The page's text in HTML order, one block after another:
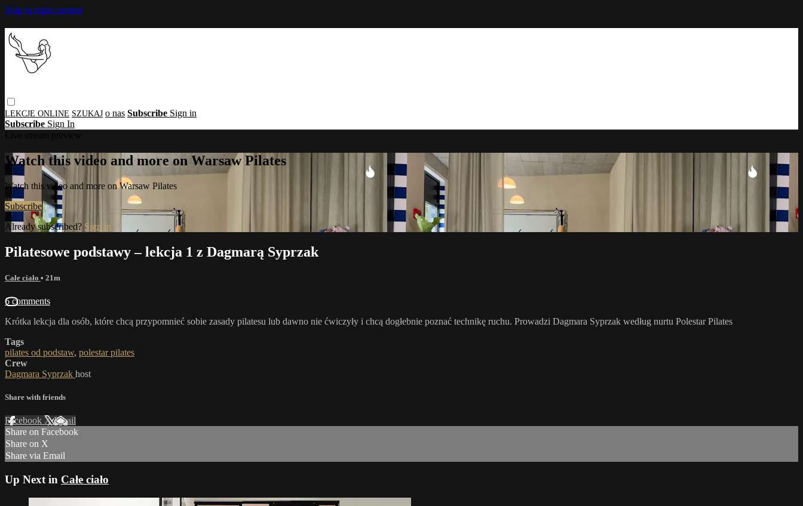
Skip to main content
o nas Subscribe Sign in
Subscribe Sign In
Watch this video and more on Warsaw Pilates
Watch this video and more on Warsaw Pilates
Subscribe
Already subscribed? Sign in
Pilatesowe podstawy – lekcja 1 z Dagmarą Syprzak
Całe ciało • 21m
6 comments
Krótka lekcja dla osób, które chcą przypomnieć sobie zasady pilatesu lub dawno nie ćwiczyły i chcą dogłebnie poznać technikę ruchu. Prowadzi Dagmara Syprzak według nurtu Polestar Pilates
Tags
pilates od podstaw, polestar pilates
Crew
Dagmara Syprzak host
Share with friends
Facebook XEmail
Share on Facebook
Share on X
Share via Email
Up Next in Całe ciało